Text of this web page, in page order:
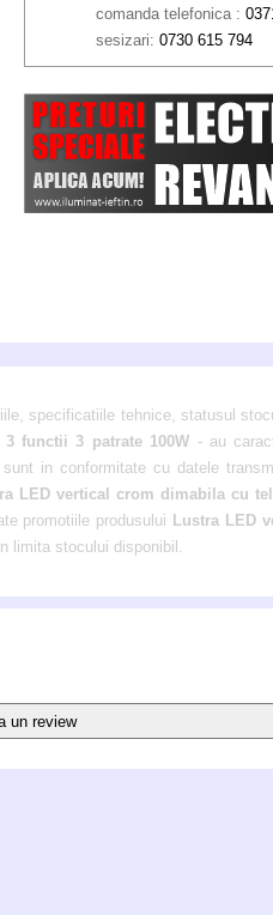
comanda telefonica :
sesizari: 0730 615 794
specificatiile tehnice, statusul
functii 3 patrate 100W - au
in conformitate cu datele
LED vertical crom dimabila cu
promotiile produsului Lustra LED
limita stocului disponibil.
un review